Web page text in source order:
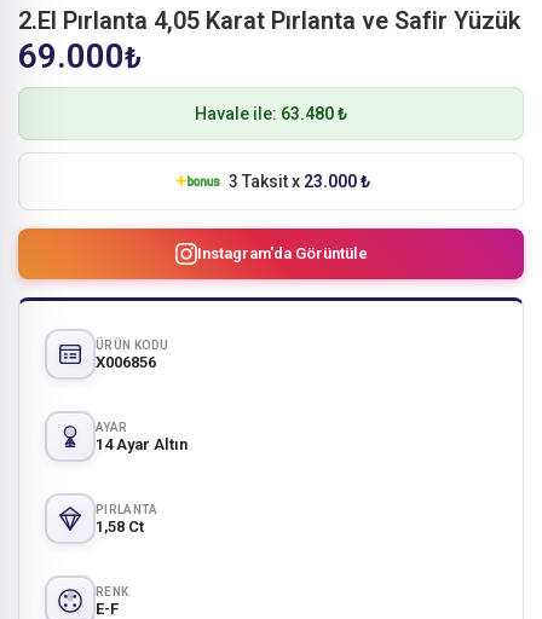
2.El Pırlanta 4,05 Karat Pırlanta ve Safir Yüzük
69.000₺
Havale ile: 63.480 ₺
3 Taksit x 23.000 ₺
Instagram'da Görüntüle
ÜRÜN KODU
X006856
AYAR
14 Ayar Altın
PIRLANTA
1,58 Ct
RENK
E-F